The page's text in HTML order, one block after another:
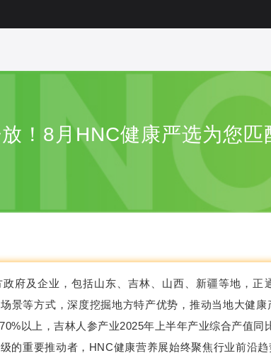
！8月HNC健康严选为您
府及企业，包括山东、吉林、山西、新疆等地，
景等方式，深度挖掘地方特产优势，推动当地大健
以上，吉林人参产业2025年上半年产业综合产值
的重要推动者，HNC健康营养展始终聚焦行业前沿